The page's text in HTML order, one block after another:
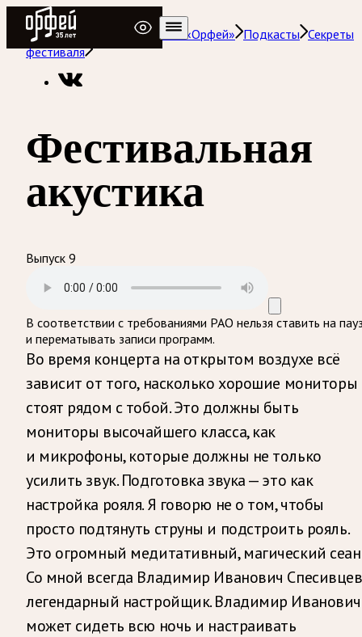
Радио Орфей
Радио классической музыки «Орфей» Подкасты Секреты
фестиваля
Фестивальная
акустика
Выпуск 9
В соответствии с требованиями РАО нельзя ставить на
и перематывать записи программ.
Во время концерта на открытом воздухе всё
зависит от того, насколько хорошие мониторы
стоят рядом с тобой. Это должны быть
мониторы высочайшего класса, как
и микрофоны, которые должны не только
усилить звук. Подготовка звука — это как
настройка рояля. Я говорю не о том, чтобы
просто подтянуть струны и подстроить рояль.
Это огромный медитативный, магический
Со мной всегда Владимир Иванович
легендарный настройщик. Владимир Иванович
может сидеть всю ночь и настраивать